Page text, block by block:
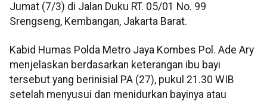
Jumat (7/3) di Jalan Duku RT. 05/01 No. 99
Srengseng, Kembangan, Jakarta Barat.
Kabid Humas Polda Metro Jaya Kombes Pol. Ade Ary
menjelaskan berdasarkan keterangan ibu bayi
tersebut yang berinisial PA (27), pukul 21.30 WIB
setelah menyusui dan menidurkan bayinya atau